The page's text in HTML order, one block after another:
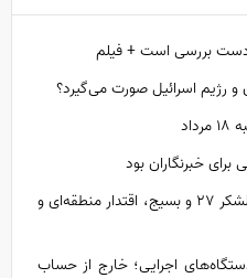
دست بررسی است + فیلم
و رژیم اسرائیل صورت می‌گیرد؟
خبرنگاران بود
سردار حسن‌زاده: توان و آمادگی لشکر ۲۷ و بسیج، اقتدار منطقه‌ای و
دستگاه‌های اجرایی؛ خارج از حساب